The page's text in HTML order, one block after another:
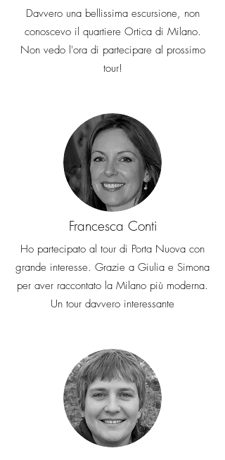
Davvero una bellissima escursione, non
conoscevo il quartiere Ortica di Milano.
Non vedo l'ora di partecipare al prossimo
tour!
Francesca Conti
Ho partecipato al tour di Porta Nuova con
grande interesse. Grazie a Giulia e Simona
per aver raccontato la Milano più moderna.
Un tour davvero interessante